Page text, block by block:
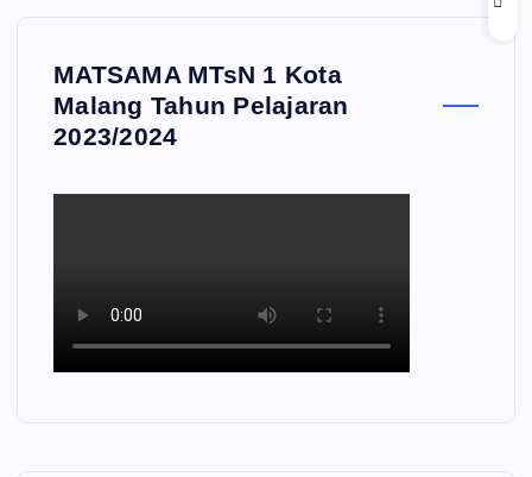
MATSAMA MTsN 1 Kota
Malang Tahun Pelajaran
2023/2024